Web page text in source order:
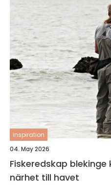
inspiration
04. May 2026
Fiskeredskap blekinge kunskap, kvalitet och
närhet till havet